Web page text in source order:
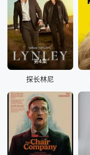
第4集
探长林尼